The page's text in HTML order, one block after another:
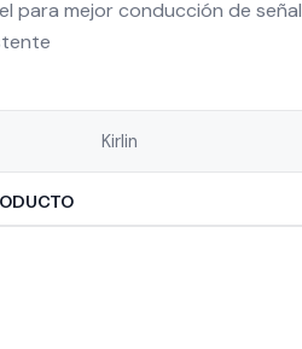
para mejor conducción de señal
Kirlin